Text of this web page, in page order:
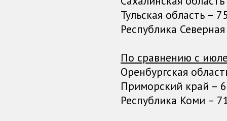
Тульская область –
Республика
По сравнению с
Оренбургская
Приморский край –
Республика Коми –